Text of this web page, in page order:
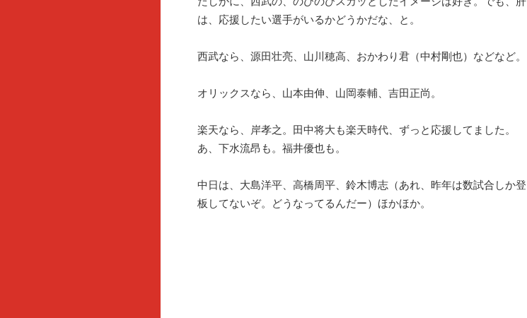
は、応援したい選手がいるかどうかだな、と。
西武なら、源田壮亮、山川穂高、おかわり君（中村剛也）などなど。
オリックスなら、山本由伸、山岡泰輔、吉田正尚。
楽天なら、岸孝之。田中将大も楽天時代、ずっと応援してました。
あ、下水流昂も。福井優也も。
中日は、大島洋平、高橋周平、鈴木博志（あれ、昨年は数試合しか登
板してないぞ。どうなってるんだー）ほかほか。